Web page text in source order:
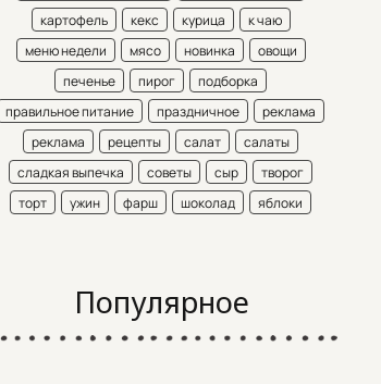
картофель
кекс курица
к чаю
меню недели
мясо новинка
овощи
печенье
пирог
подборка
правильное питание
праздничное
реклама
реклама
рецепты салат
салаты
сладкая выпечка
советы сыр
творог
торт
ужин фарш шоколад яблоки
Популярное